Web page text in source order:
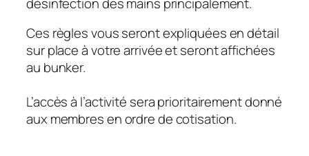
Ces règles vous seront expliquées en détail
sur place à votre arrivée et seront affichées
au bunker.
L’accès à l’activité sera prioritairement donné
aux membres en ordre de cotisation.